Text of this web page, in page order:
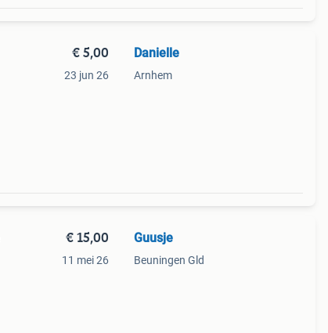
€ 5,00
23 jun 26
Danielle
Arnhem
€ 15,00
11 mei 26
Guusje
Beuningen Gld